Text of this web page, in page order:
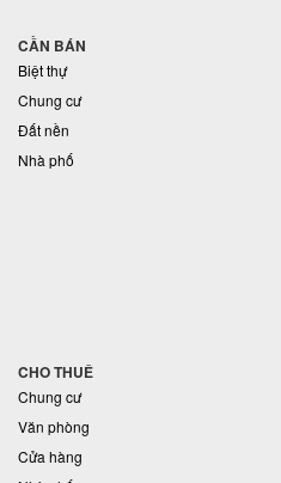
CẦN BÁN
Biệt thự
Chung cư
Đất nền
Nhà phố
CHO THUÊ
Chung cư
Văn phòng
Cửa hàng